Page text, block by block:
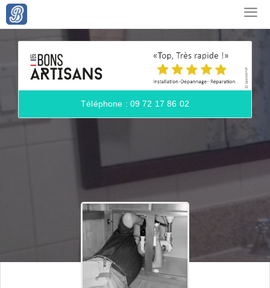
Téléphone : 09 72 17 86 02